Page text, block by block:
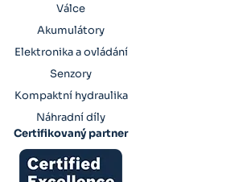
Válce
Akumulátory
Elektronika a ovládání
Senzory
Kompaktní hydraulika
Náhradní díly
Certifikovaný partner